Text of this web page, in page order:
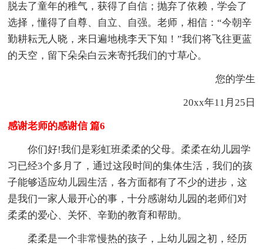
脱去了童年的稚气，获得了自信；抛弃了依赖，学会了
选择，懂得了自尊、自立、自强。老师，相信：“今朝辛
勤耕耘无人晓，来日遍地桃李天下知！”我们将飞往更蓝
的天空，留下朵朵白云来寄托我们的寸草心。
您的学生
20xx年11月25日
感谢老师的感谢信 篇6
你们好!我们是彩虹班柔柔的父母。柔柔在幼儿园学
习已经3个多月了，通过这段时间的集体生活，我们的孩
子能够适应幼儿园生活，各方面都有了不少的进步，这
是我们一家人最开心的事，十分感谢幼儿园的老师们对
柔柔的爱心、关怀、辛勤的教育和帮助。
柔柔是一个非常慢热的孩子，上幼儿园之初，经历